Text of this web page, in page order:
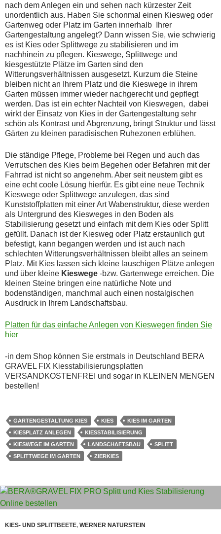
nach dem Anlegen ein und sehen nach kürzester Zeit
unordentlich aus. Haben Sie schonmal einen Kiesweg oder
Gartenweg oder Platz im Garten innerhalb Ihrer
Gartengestaltung angelegt? Dann wissen Sie, wie schwierig
es ist Kies oder Splittwege zu stabilisieren und im
nachhinein zu pflegen. Kieswege, Splittwege und
kiesgestützte Plätze im Garten sind den
Witterungsverhältnissen ausgesetzt. Kurzum die Steine
bleiben nicht an Ihrem Platz und die Kieswege in ihrem
Garten müssen immer wieder nachgerecht und gepflegt
werden. Das ist ein echter Nachteil von Kieswegen, dabei
wirkt der Einsatz von Kies in der Gartengestaltung sehr
schön als Kontrast und Abgrenzung, bringt Struktur und lässt
Gärten zu kleinen paradisischen Ruhezonen erblühen.
Die ständige Pflege, Probleme bei Regen und auch das
Verrutschen des Kies beim Begehen oder Befahren mit der
Fahrrad ist nicht so angenehm. Aber seit neustem gibt es
eine echt coole Lösung hierfür. Es gibt eine neue Technik
Kieswege oder Splittwege anzulegen, das sind
Kunststoffplatten mit einer Art Wabenstruktur, diese werden
als Untergrund des Kiesweges in den Boden als
Stabilisierung gesetzt und einfach mit dem Kies oder Splitt
gefüllt. Danach ist der Kiesweg oder Platz erstaunlich gut
befestigt, kann begangen werden und ist auch nach
schlechten Witterungsverhältnissen bleibt alles an seinem
Platz. Mit Kies lassen sich kleine lauschigen Plätze anlegen
und über kleine Kieswege -bzw. Gartenwege erreichen. Die
kleinen Steine bringen eine natürliche Note und
bodenständigen, manchmal auch einen nostalgischen
Ausdruck in Ihrem Landschaftsbau.
Platten für das einfache Anlegen von Kieswegen finden Sie
hier
-in dem Shop können Sie erstmals in Deutschland BERA
GRAVEL FIX Kiesstabilisierungsplatten
VERSANDKOSTENFREI und sogar in KLEINEN MENGEN
bestellen!
GARTENGESTALTUNG KIES KIES
KIES IM GARTEN
KIESPLATZ ANLEGEN
KIESSTABILISIERUNG
KIESWEGE IM GARTEN
LANDSCHAFTSBAU
SPLITT
SPLITTWEGE IM GARTEN
ZIERKIES
KIES- UND SPLITTBEETE, WERNER NATURSTEIN